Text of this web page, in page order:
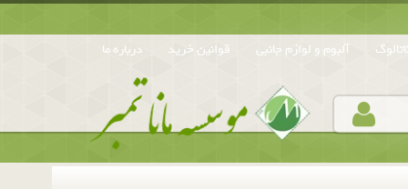
آلبوم و لوازم جانبی قوانین خرید درباره ما